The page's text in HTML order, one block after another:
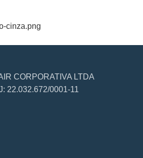
CORPORATIVA LTDA
22.032.672/0001-11